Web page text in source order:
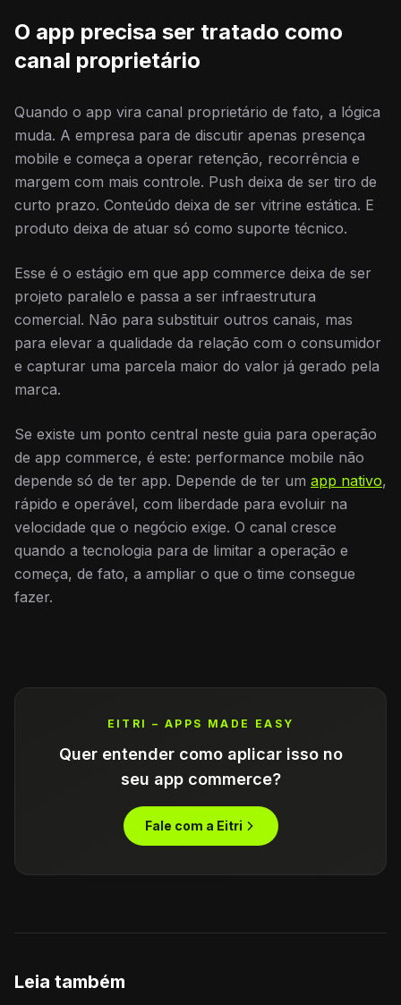
O app precisa ser tratado como
canal proprietário
Quando o app vira canal proprietário de fato, a lógica
muda. A empresa para de discutir apenas presença
mobile e começa a operar retenção, recorrência e
margem com mais controle. Push deixa de ser tiro de
curto prazo. Conteúdo deixa de ser vitrine estática. E
produto deixa de atuar só como suporte técnico.
Esse é o estágio em que app commerce deixa de ser
projeto paralelo e passa a ser infraestrutura
comercial. Não para substituir outros canais, mas
para elevar a qualidade da relação com o consumidor
e capturar uma parcela maior do valor já gerado pela
marca.
Se existe um ponto central neste guia para operação
de app commerce, é este: performance mobile não
depende só de ter app. Depende de ter um app nativo,
rápido e operável, com liberdade para evoluir na
velocidade que o negócio exige. O canal cresce
quando a tecnologia para de limitar a operação e
começa, de fato, a ampliar o que o time consegue
fazer.
EITRI – APPS MADE EASY
Quer entender como aplicar isso no
seu app commerce?
Fale com a Eitri
Leia também